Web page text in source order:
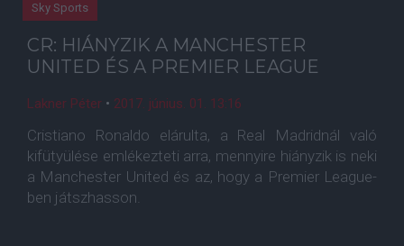
Sky Sports
CR: HIÁNYZIK A MANCHESTER
UNITED ÉS A PREMIER LEAGUE
Lakner Péter • 2017. június. 01. 13:16
Cristiano Ronaldo elárulta, a Real Madridnál való
kifütyülése emlékezteti arra, mennyire hiányzik is neki
a Manchester United és az, hogy a Premier League-
ben játszhasson.